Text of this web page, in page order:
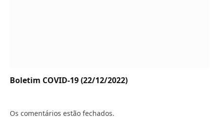
Boletim COVID-19 (22/12/2022)
Os comentários estão fechados.